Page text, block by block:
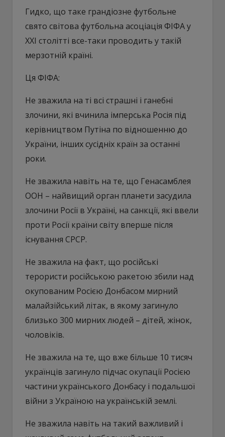
Гидко, що таке грандіозне футбольне
свято світова футбольна асоціація ФІФА у
ХХІ столітті все-таки проводить у такій
мерзотній країні.
Ця ФІФА:
Не зважила на ті всі страшні і ганебні
злочини, які вчинила імперська Росія під
керівництвом Путіна по відношенню до
України, інших сусідніх країн за останні
роки.
Не зважила навіть на те, що Генасамблея
ООН – найвищий орган планети засудила
злочини Росії в Україні, на санкції, які ввели
проти Росії країни світу вперше після
існування СРСР.
Не зважила на факт, що російські
терористи російською ракетою збили над
окупованим Росією Донбасом мирний
малайзійський літак, в якому загинуло
близько 300 мирних людей – дітей, жінок,
чоловіків.
Не зважила на те, що вже більше 10 тисяч
українців загинуло підчас окупації Росією
частини українського Донбасу і подальшої
війни з Україною на українській землі.
Не зважила навіть на такий важливий і